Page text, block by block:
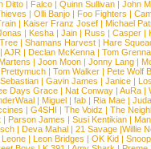
Ditto| Falco| Quinn Sullivan| John
| Olli Banjo| Foo Fighters |
| Kaiser Franz Josef | Michael
| Kesha| Jain| Russ | Casper|
| Shamans Harvest| Hare
| AJR | Declan McKenna | Tom
| Joon Moon | Jonny Lang |
Prettymuch | Tom Walker | Pete Wolf
| Gavin James | Janice|
Days Grace| Nat Conway| AuRa|
| Miguel | fab | Ria Mae |
| G4SHI | The Voidz | The
| Parson James | Susi Kentikian |
| Deva Mahal| 21 Savage|Willie
| Leon Bridges | OK Kid |